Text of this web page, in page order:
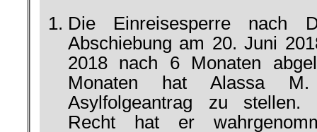
Die Einreisesperre nach
Abschiebung am 20. Juni
2018 nach 6 Monaten
Monaten hat Alassa
Asylfolgeantrag zu stellen.
Recht hat er